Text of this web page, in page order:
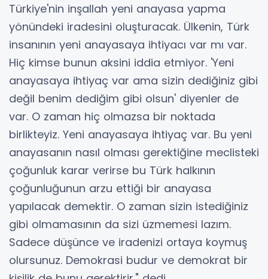
Türkiye'nin inşallah yeni anayasa yapma
yönündeki iradesini oluşturacak. Ülkenin, Türk
insanının yeni anayasaya ihtiyacı var mı var.
Hiç kimse bunun aksini iddia etmiyor. 'Yeni
anayasaya ihtiyaç var ama sizin dediğiniz gibi
değil benim dediğim gibi olsun' diyenler de
var. O zaman hiç olmazsa bir noktada
birlikteyiz. Yeni anayasaya ihtiyaç var. Bu yeni
anayasanın nasıl olması gerektiğine meclisteki
çoğunluk karar verirse bu Türk halkının
çoğunluğunun arzu ettiği bir anayasa
yapılacak demektir. O zaman sizin istediğiniz
gibi olmamasının da sizi üzmemesi lazım.
Sadece düşünce ve iradenizi ortaya koymuş
olursunuz. Demokrasi budur ve demokrat bir